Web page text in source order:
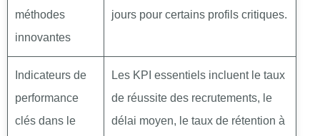
méthodes
innovantes
jours pour certains profils critiques.
Indicateurs de
performance
clés dans le
Les KPI essentiels incluent le taux
de réussite des recrutements, le
délai moyen, le taux de rétention à